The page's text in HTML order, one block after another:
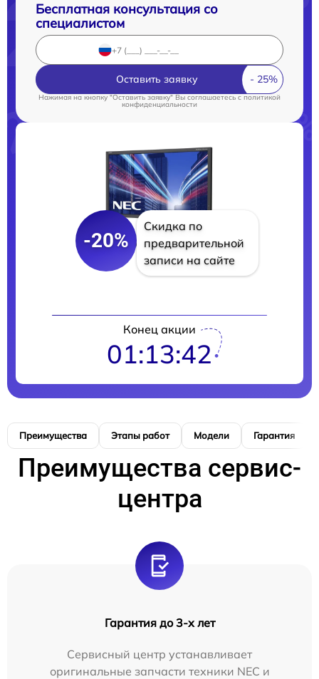
Бесплатная консультация со
специалистом
Оставить заявку
Нажимая на кнопку "Оставить заявку" Вы соглашаетесь cполитикой
конфиденциальности
-20%
Скидка по
предварительной
записи на сайте
Конец акции
01:13:41
Преимущества Этапы работ Модели Гарантия
Преимущества сервис-
центра
Гарантия до 3-х лет
Сервисный центр устанавливает
оригинальные запчасти техники NEC и